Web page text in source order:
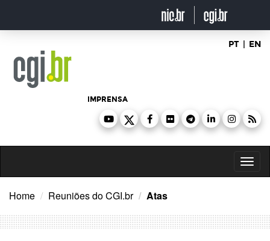
o
PT | EN
IMPRENSA
Home Reuniões do CGI.br Atas